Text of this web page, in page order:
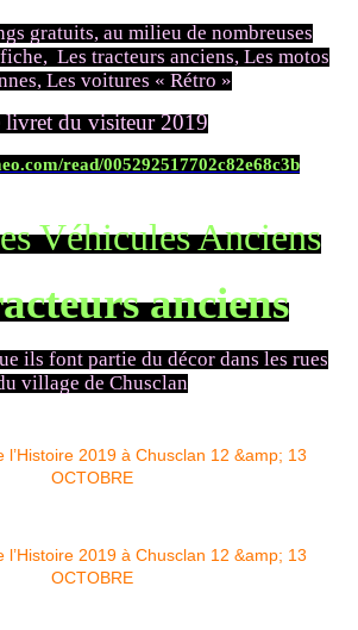
gratuits, au milieu de nombreuses
Les tracteurs anciens, Les motos
Les voitures « Rétro »
livret du visiteur 2019
read/005292517702c82e68c3b
Véhicules Anciens
anciens
ils font partie du décor dans les rues
village de Chusclan